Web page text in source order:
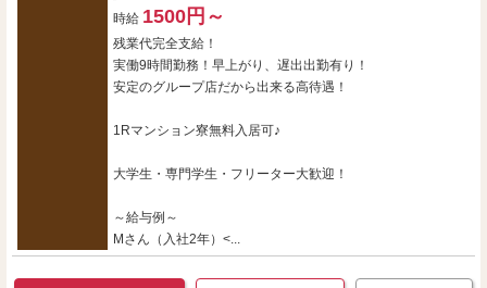
時給 1500円～
残業代完全支給！
実働9時間勤務！早上がり、遅出出勤有り！
安定のグループ店だから出来る高待遇！
1Rマンション寮無料入居可♪
大学生・専門学生・フリーター大歓迎！
～給与例～
Mさん（入社2年）<...